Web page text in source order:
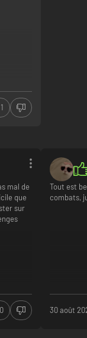
1
mal de
que
sur
0
Tout est
combats,
30 août